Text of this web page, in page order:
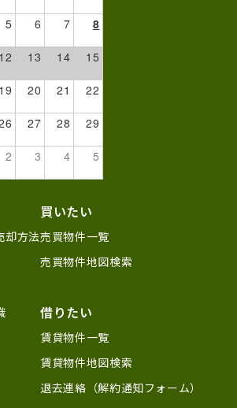
5 6 7 8
12 13 14 15
19 20 21 22
27 28 29
2 3 4 5
却方法
買いたい
売買物件一覧
売買物件地図検索
借りたい
賃貸物件一覧
賃貸物件地図検索
退去連絡（解約通知フォーム）